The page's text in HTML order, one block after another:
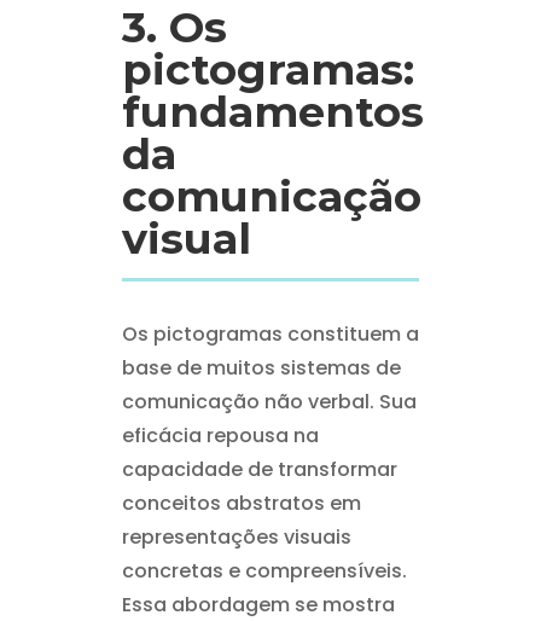
3. Os
pictogramas:
fundamentos
da
comunicação
visual
Os pictogramas constituem a
base de muitos sistemas de
comunicação não verbal. Sua
eficácia repousa na
capacidade de transformar
conceitos abstratos em
representações visuais
concretas e compreensíveis.
Essa abordagem se mostra